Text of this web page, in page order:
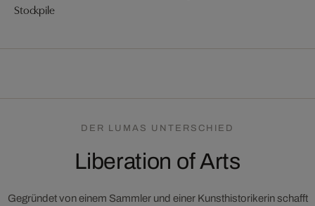
Stockpile
DER LUMAS UNTERSCHIED
Liberation of Arts
Gegründet von einem Sammler und einer Kunsthistorikerin schafft